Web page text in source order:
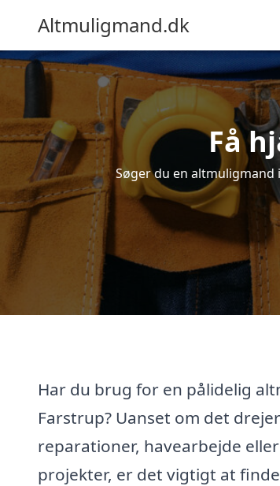
Altmuligmand.dk
Få
Søger du en
Har du brug for en pålidelig
Farstrup? Uanset om det
reparationer, havearbejde
projekter, er det vigtigt at